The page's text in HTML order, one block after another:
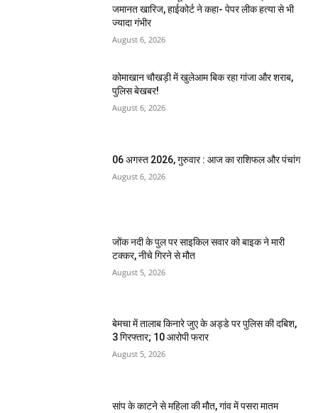
जमानत खारिज, हाईकोर्ट ने कहा- पेपर लीक हत्या से भी
ज्यादा गंभीर
August 6, 2026
कोमाखान चौखड़ी में खुलेआम बिक रहा गांजा और शराब,
पुलिस बेखबर!
August 6, 2026
06 अगस्त 2026, गुरुवार : आज का राशिफल और पंचांग
August 6, 2026
जोंक नदी के पुल पर साइकिल सवार को बाइक ने मारी
टक्कर, नीचे गिरने से मौत
August 5, 2026
बेमचा में तालाब किनारे जुए के अड्डे पर पुलिस की दबिश,
3 गिरफ्तार; 10 आरोपी फरार
August 5, 2026
सांप के काटने से महिला की मौत, गांव में पसरा मातम